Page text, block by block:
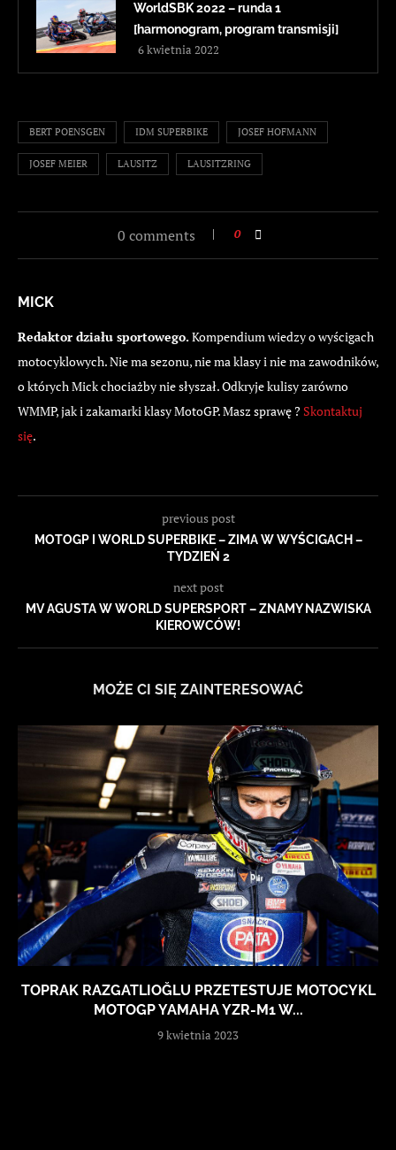
WorldSBK 2022 – runda 1
[harmonogram, program transmisji]
6 kwietnia 2022
BERT POENSGEN IDM SUPERBIKE JOSEF HOFMANN
JOSEF MEIER LAUSITZ LAUSITZRING
0 comments 0
MICK
Redaktor działu sportowego.Kompendium wiedzy o wyścigach
motocyklowych. Nie ma sezonu, nie ma klasy i nie ma zawodników,
o których Mick chociażby nie słyszał. Odkryje kulisy zarówno
WMMP, jak i zakamarki klasy MotoGP. Masz sprawę ? Skontaktuj
się.
previous post
MOTOGP I WORLD SUPERBIKE – ZIMA W WYŚCIGACH –
TYDZIEŃ 2
next post
MV AGUSTA W WORLD SUPERSPORT – ZNAMY NAZWISKA
KIEROWCÓW!
MOŻE CI SIĘ ZAINTERESOWAĆ
TOPRAK RAZGATLIOĞLU PRZETESTUJE MOTOCYKL
MOTOGP YAMAHA YZR-M1 W...
9 kwietnia 2023